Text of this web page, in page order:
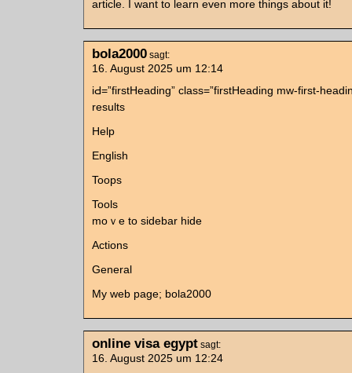
article. I want to learn even more things about it!
bola2000 sagt:
16. August 2025 um 12:14
іԀ=”firstHeading” class=”firstHeading mw-first-
results
Help
English
Toops
Tools
moｖe to sidebar hide
Actions
Ԍeneral
My web page; bola2000
online visa egypt sagt:
16. August 2025 um 12:24